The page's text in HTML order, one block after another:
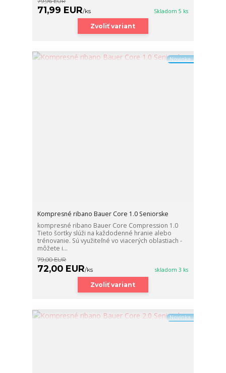
71,99 EUR/ks Skladom 5 ks
Zvoliť variant
Novinka
Kompresné ribano Bauer Core 1.0 Seniorske
kompresné ribano Bauer Core Compression 1.0
Tieto šortky slúži na každodenné hranie alebo
trénovanie. Sú využiteľné vo viacerých oblastiach -
môžete i...
79,00 EUR
72,00 EUR/ks skladom 3 ks
Zvoliť variant
Novinka